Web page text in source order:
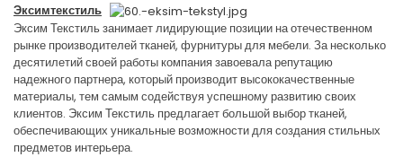
Эксимтекстиль
Эксим Текстиль занимает лидирующие позиции на отечественном
рынке производителей тканей, фурнитуры для мебели. За несколько
десятилетий своей работы компания завоевала репутацию
надежного партнера, который производит высококачественные
материалы, тем самым содействуя успешному развитию своих
клиентов. Эксим Текстиль предлагает большой выбор тканей,
обеспечивающих уникальные возможности для создания стильных
предметов интерьера.